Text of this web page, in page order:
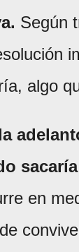
Según
algo
en